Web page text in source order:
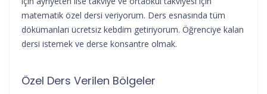
matematik özel dersi veriyorum. Ders esnasında tüm
dökümanları ücretsiz kebdim getiriyorum. Öğrenciye kalan
dersi istemek ve derse konsantre olmak.
Özel Ders Verilen Bölgeler